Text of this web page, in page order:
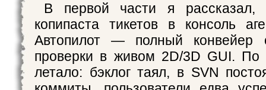
В первой части я рассказал,
копипаста тикетов в консоль
Автопилот — полный конвейер
проверки в живом 2D/3D GUI.
летало: бэклог таял, в SVN